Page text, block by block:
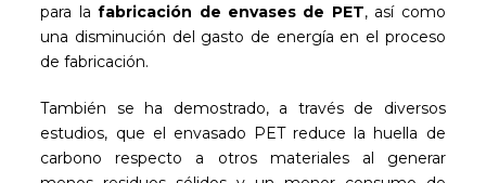
para lafabricación de envases de PET, así como
una disminución del gasto de energía en el proceso
de fabricación.
También se ha demostrado, a través de diversos
estudios, que el envasado PET reduce la huella de
carbono respecto a otros materiales al generar